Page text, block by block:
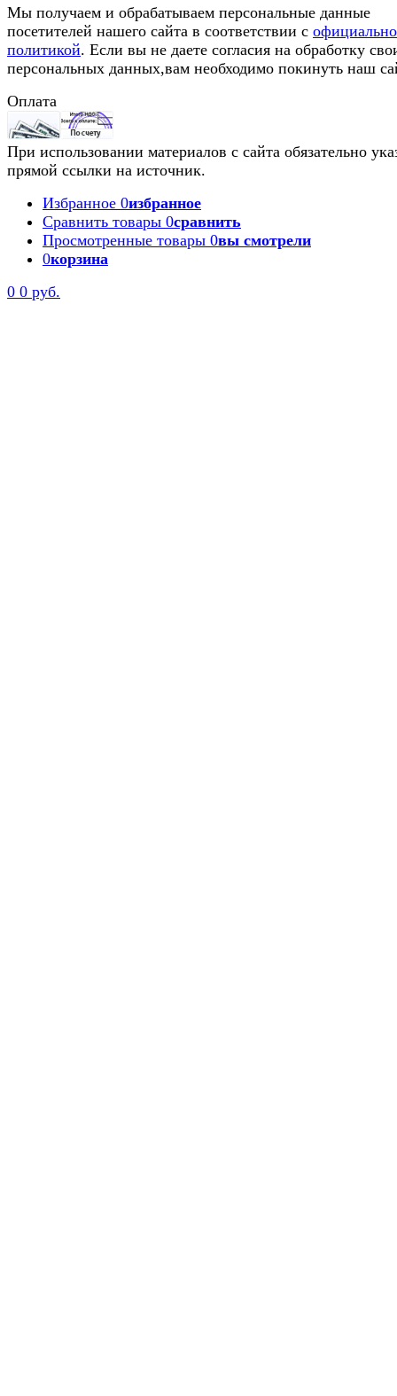
Мы получаем и обрабатываем персональные данные
посетителей нашего сайта в соответствии с
политикой. Если вы не даете согласия на обработку
персональных данных,вам необходимо покинуть наш
Оплата
При использовании материалов с сайта обязательно
прямой ссылки на источник.
Избранное 0избранное
Сравнить товары 0сравнить
Просмотренные товары 0вы смотрели
0корзина
0 0 руб.